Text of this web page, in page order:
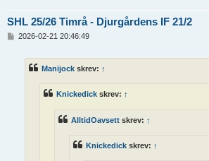
SHL 25/26 Timrå - Djurgårdens IF 21/2
2026-02-21 20:46:49
Manijock skrev: ↑
Knickedick skrev: ↑
AlltidOavsett skrev: ↑
Knickedick skrev: ↑